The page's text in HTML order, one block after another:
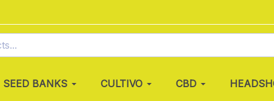
SEED BANKS CULTIVO CBD